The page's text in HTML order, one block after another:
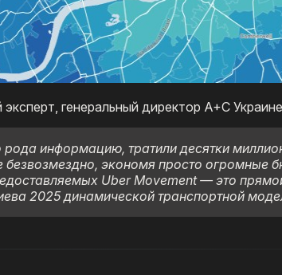
генеральный директор A+C
информацию, тратили десятки
экономя просто огромные
Uber Movement — это
2025 динамической транспортной